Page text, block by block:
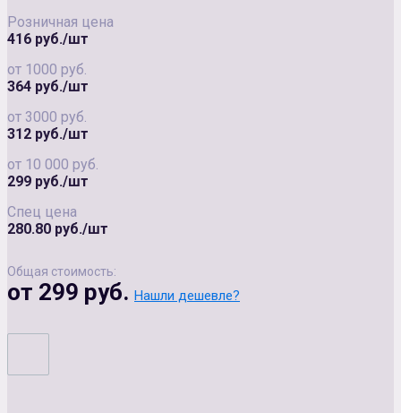
Розничная цена
416 руб./шт
от 1000 руб.
364 руб./шт
от 3000 руб.
312 руб./шт
от 10 000 руб.
299 руб./шт
Спец цена
280.80 руб./шт
Общая стоимость:
от 299 руб. Нашли дешевле?